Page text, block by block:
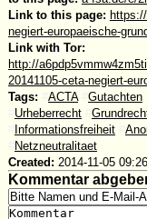
Link to this page:
negiert-europaeische-
Link with Tor:
http://
20141105-ceta-negiert-
Tags:
ACTA Gutachten
Urheberrecht
Informationsfreiheit
Netzneutralitaet
Created: 2014-11-05
Kommentar